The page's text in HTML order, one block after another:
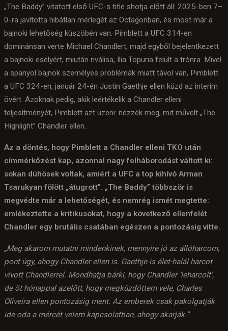
„The Baddy” vitatott első UFC-s title shotja előtt áll: 2025-ben 7–
0-ra javította hibátlan mérlegét az Octagonban, és most már a
bajnoki lehetőség küszöbén van. Pimblett a UFC 314-en
dominánsan verte Michael Chandlert, majd egyből bejelentkezett
a bajnoki esélyért, miután riválisa, Ilia Topuria felült a trónra. Mivel
a spanyol bajnok személyes problémák miatt távol van, Pimblett
a UFC 324-en, január 24-én Justin Gaethje ellen küzd az interim
övért. Azoknak pedig, akik leértékelik a Chandler elleni
teljesítményét, Pimblett azt üzeni: nézzék meg, mit művelt „The
Highlight” Chandler ellen.
Az a döntés, hogy Pimblett a Chandler elleni TKO után
címmérkőzést kap, azonnal nagy felháborodást váltott ki:
sokan dühösek voltak, amiért a UFC a top kihívó Arman
Tsarukyan fölött „átugrott”. „The Baddy” többször is
megvédte már a lehetőségét, és nemrég ismét megtette:
emlékeztette a kritikusokat, hogy a következő ellenfelét
Chandler egy brutális csatában egészen a pontozásig vitte.
„Meg akarom mutatni mindenkinek, mennyire jó az állóharcom,
pont úgy, ahogy Chandler ellen is. Gaethje is élet-halál harcot
vívott Chandlerrel. Mondhatja bárki, hogy Chandler ‘leharcolt’,
de öt hónappal azelőtt, hogy megküzdöttem vele, Charles
Oliveira ellen pontozásig ment. Az emberek csak pakolgatják
ide-oda a mércét velem kapcsolatban, ahogy akarják.”